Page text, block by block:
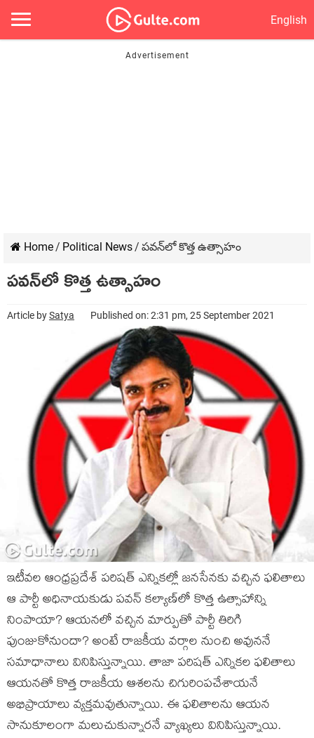
English
Home/ Political News/ ప‌వ‌న్‌లో కొత్త ఉత్సాహం
ప‌వ‌న్‌లో కొత్త ఉత్సాహం
Article bySatya Published on: 2:31 pm, 25 September 2021
ఇటీవ‌ల ఆంధ్ర‌ప్ర‌దేశ్ ప‌రిష‌త్ ఎన్నిక‌ల్లో జ‌న‌సేన‌కు వ‌చ్చిన ఫ‌లితాలు
ఆ పార్టీ అధినాయ‌కుడు పవ‌న్ క‌ల్యాణ్‌లో కొత్త ఉత్సాహాన్ని
నింపాయా? ఆయ‌న‌లో వ‌చ్చిన మార్పుతో పార్టీ తిరిగి
పుంజుకోనుందా? అంటే రాజ‌కీయ వ‌ర్గాల నుంచి అవున‌నే
స‌మాధానాలు వినిపిస్తున్నాయి. తాజా ప‌రిష‌త్ ఎన్నిక‌ల ఫ‌లితాలు
ఆయ‌న‌తో కొత్త రాజ‌కీయ ఆశ‌ల‌ను చిగురింప‌చేశాయ‌నే
అభిప్రాయాలు వ్య‌క్త‌మ‌వుతున్నాయి. ఈ ఫ‌లితాల‌ను ఆయ‌న
సానుకూలంగా మ‌లుచుకున్నార‌నే వ్యాఖ్య‌లు వినిపిస్తున్నాయి.